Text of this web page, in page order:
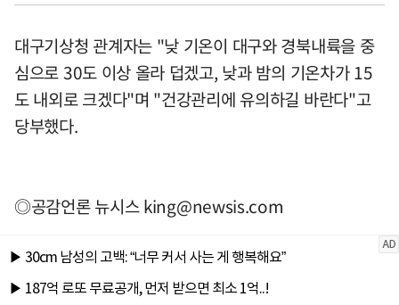
대구기상청 관계자는 "낮 기온이 대구와 경북내륙을 중
심으로 30도 이상 올라 덥겠고, 낮과 밤의 기온차가 15
도 내외로 크겠다"며 "건강관리에 유의하길 바란다"고
당부했다.
◎공감언론 뉴시스king@newsis.com